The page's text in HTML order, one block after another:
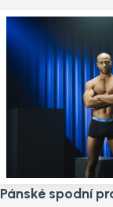
Pánské spodní